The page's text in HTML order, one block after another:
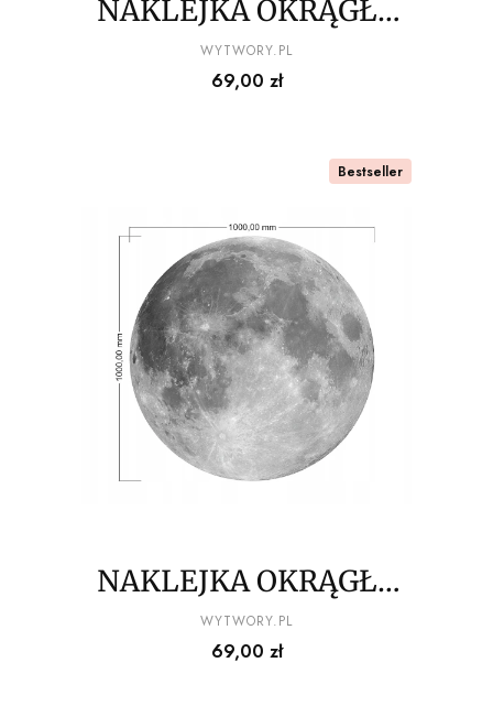
NAKLEJKA OKRĄGŁA
ale kosmos
PRODUCENT
WYTWORY.PL
Cena
69,00 zł
Bestseller
NAKLEJKA OKRĄGŁA
księżyc
PRODUCENT
WYTWORY.PL
Cena
69,00 zł